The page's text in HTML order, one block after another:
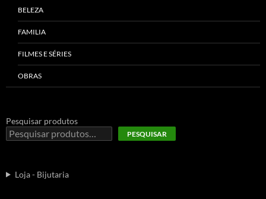
BELEZA
FAMILIA
FILMES E SÉRIES
OBRAS
Pesquisar produtos
PESQUISAR
Loja - Bijutaria